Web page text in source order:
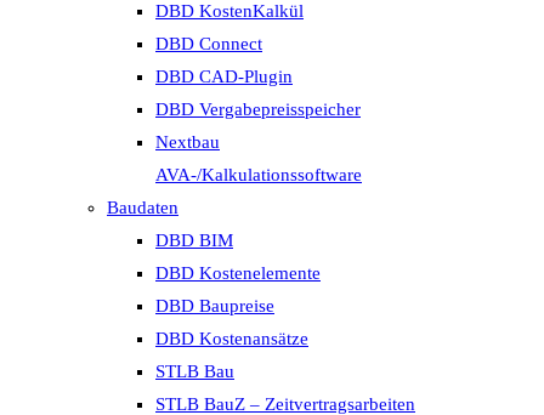
DBD KostenKalkül
DBD Connect
DBD CAD-Plugin
DBD Vergabepreisspeicher
Nextbau
AVA-/Kalkulationssoftware
Baudaten
DBD BIM
DBD Kostenelemente
DBD Baupreise
DBD Kostenansätze
STLB Bau
STLB BauZ – Zeitvertragsarbeiten